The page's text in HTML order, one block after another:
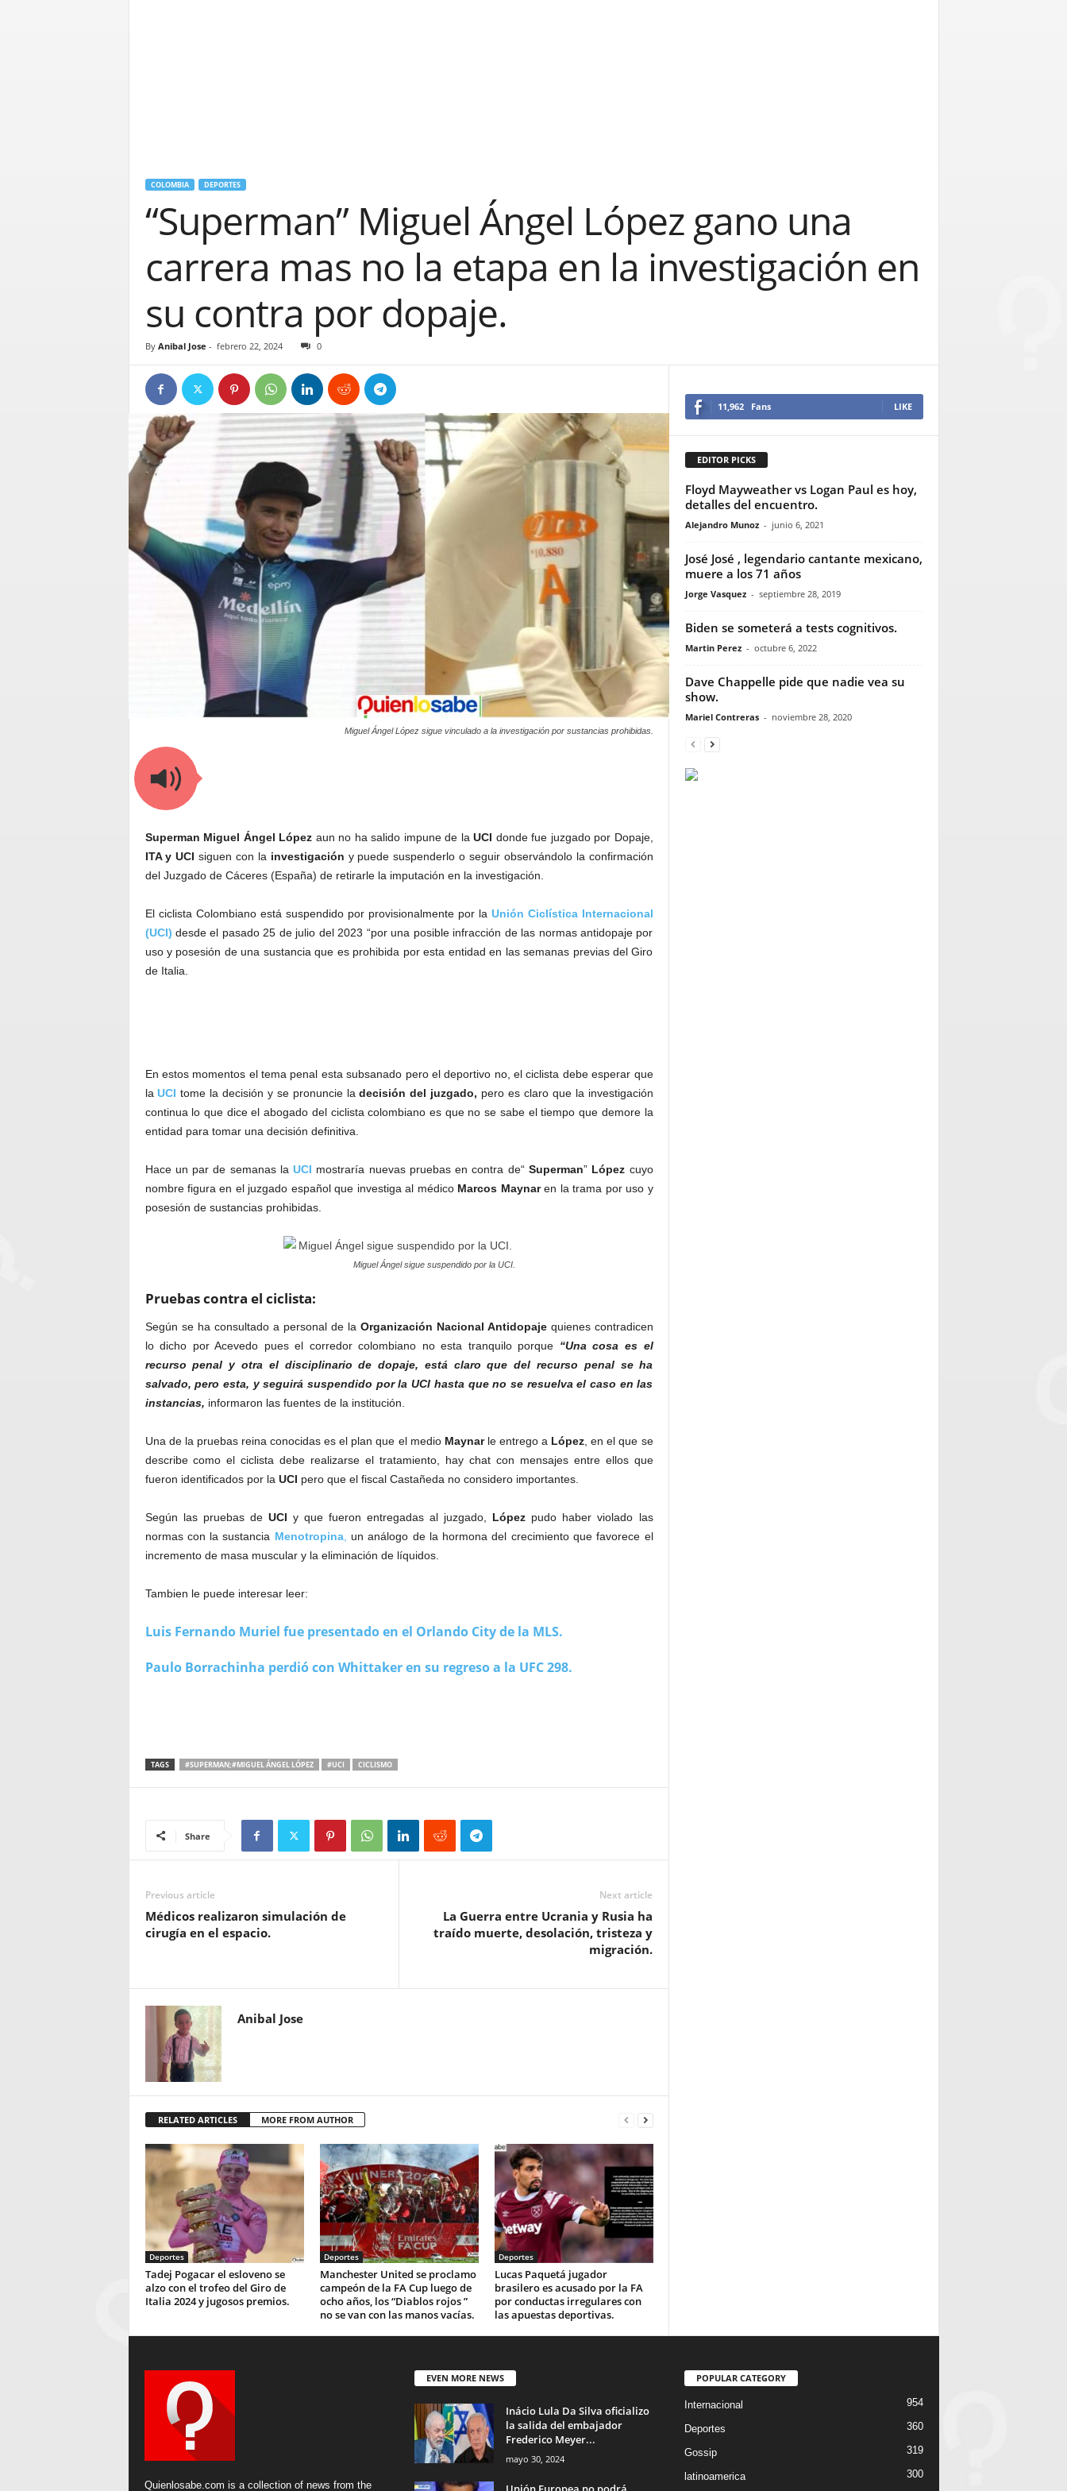
COLOMBIA DEPORTES
“Superman” Miguel Ángel López gano una
carrera mas no la etapa en la investigación en
su contra por dopaje.
By Anibal Jose - febrero 22, 2024 0
Miguel Ángel López sigue vinculado a la investigación por sustancias prohibidas.
Superman Miguel Ángel López aun no ha salido impune de la UCI donde fue juzgado por Dopaje,
ITA y UCI siguen con la investigación y puede suspenderlo o seguir observándolo la confirmación
del Juzgado de Cáceres (España) de retirarle la imputación en la investigación.
El ciclista Colombiano está suspendido por provisionalmente por la Unión Ciclística Internacional
(UCI) desde el pasado 25 de julio del 2023 “por una posible infracción de las normas antidopaje por
uso y posesión de una sustancia que es prohibida por esta entidad en las semanas previas del Giro
de Italia.
En estos momentos el tema penal esta subsanado pero el deportivo no, el ciclista debe esperar que
laUCI tome la decisión y se pronuncie ladecisión del juzgado, pero es claro que la investigación
continua lo que dice el abogado del ciclista colombiano es que no se sabe el tiempo que demore la
entidad para tomar una decisión definitiva.
Hace un par de semanas laUCI mostraría nuevas pruebas en contra de“ Superman” López cuyo
nombre figura en el juzgado español que investiga al médico Marcos Maynaren la trama por uso y
posesión de sustancias prohibidas.
Miguel Ángel sigue suspendido por la UCI.
Pruebas contra el ciclista:
Según se ha consultado a personal de la Organización Nacional Antidopajequienes contradicen
lo dicho por Acevedo pues el corredor colombiano no esta tranquilo porque “Una cosa es el
recurso penal y otra el disciplinario de dopaje, está claro que del recurso penal se ha
salvado, pero esta, y seguirá suspendido por la UCI hasta que no se resuelva el caso en las
instancias, informaron las fuentes de la institución.
Una de la pruebas reina conocidas es el plan que el medio Maynarle entrego a López , en el que se
describe como el ciclista debe realizarse el tratamiento, hay chat con mensajes entre ellos que
fueron identificados por la UCI pero que el fiscal Castañeda no considero importantes.
Según las pruebas de UCI y que fueron entregadas al juzgado, López pudo haber violado las
normas con la sustancia Menotropina,
un análogo de la hormona del crecimiento que favorece el
incremento de masa muscular y la eliminación de líquidos.
Tambien le puede interesar leer:
Luis Fernando Muriel fue presentado en el Orlando City de la MLS.
Paulo Borrachinha perdió con Whittaker en su regreso a la UFC 298.
TAGS #SUPERMAN;#MIGUEL ÁNGEL LÓPEZ #UCI CICLISMO
Share
Previous article
Médicos realizaron simulación de
cirugía en el espacio.
Next article
La Guerra entre Ucrania y Rusia ha
traído muerte, desolación, tristeza y
migración.
Anibal Jose
RELATED ARTICLES MORE FROM AUTHOR
Deportes
Tadej Pogacar el esloveno se
alzo con el trofeo del Giro de
Italia 2024 y jugosos premios.
Deportes
Manchester United se proclamo
campeón de la FA Cup luego de
ocho años, los “Diablos rojos ”
no se van con las manos vacías.
Deportes
Lucas Paquetá jugador
brasilero es acusado por la FA
por conductas irregulares con
las apuestas deportivas.
11,962 Fans LIKE
EDITOR PICKS
Floyd Mayweather vs Logan Paul es hoy,
detalles del encuentro.
Alejandro Munoz - junio 6, 2021
José José , legendario cantante mexicano,
muere a los 71 años
Jorge Vasquez - septiembre 28, 2019
Biden se someterá a tests cognitivos.
Martin Perez - octubre 6, 2022
Dave Chappelle pide que nadie vea su
show.
Mariel Contreras - noviembre 28, 2020
Quienlosabe.com is a collection of news from the
EVEN MORE NEWS
Inácio Lula Da Silva oficializo
la salida del embajador
Frederico Meyer...
mayo 30, 2024
POPULAR CATEGORY
Internacional 954
Deportes 360
Gossip 319
latinoamerica 300